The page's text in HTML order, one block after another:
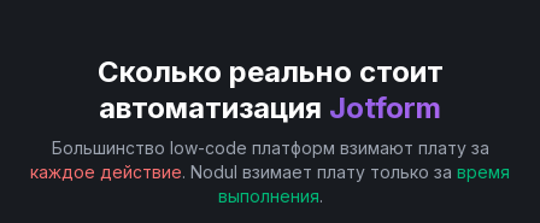
Сколько реально стоит
автоматизация Jotform
Большинство low-code платформ взимают плату за
каждое действие. Nodul взимает плату только за время
выполнения.